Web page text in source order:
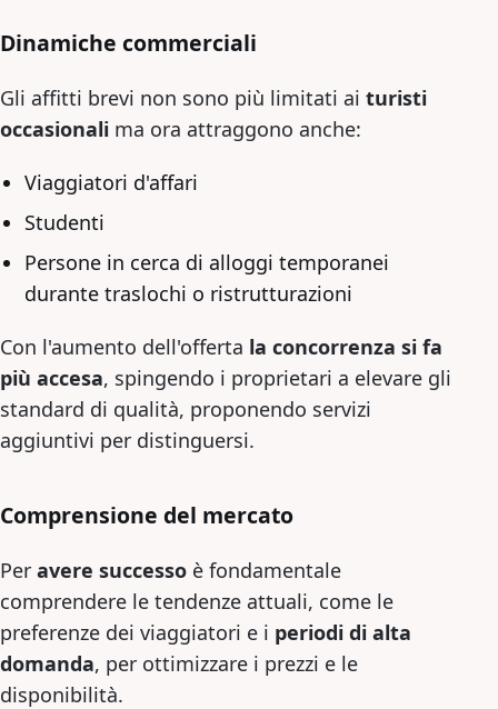
Dinamiche commerciali
Gli affitti brevi non sono più limitati ai turisti
occasionali ma ora attraggono anche:
Viaggiatori d'affari
Studenti
Persone in cerca di alloggi temporanei
durante traslochi o ristrutturazioni
Con l'aumento dell'offerta la concorrenza si fa
più accesa, spingendo i proprietari a elevare gli
standard di qualità, proponendo servizi
aggiuntivi per distinguersi.
Comprensione del mercato
Per avere successo è fondamentale
comprendere le tendenze attuali, come le
preferenze dei viaggiatori e i periodi di alta
domanda, per ottimizzare i prezzi e le
disponibilità.